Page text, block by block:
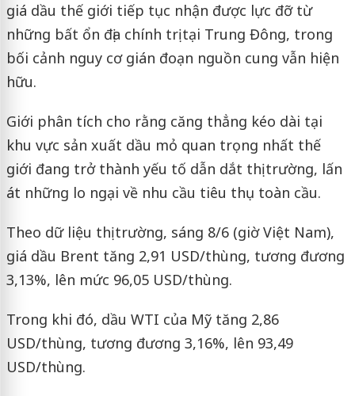
giá dầu thế giới tiếp tục nhận được lực đỡ từ
những bất ổn địa chính trị tại Trung Đông, trong
bối cảnh nguy cơ gián đoạn nguồn cung vẫn hiện
hữu.
Giới phân tích cho rằng căng thẳng kéo dài tại
khu vực sản xuất dầu mỏ quan trọng nhất thế
giới đang trở thành yếu tố dẫn dắt thị trường, lấn
át những lo ngại về nhu cầu tiêu thụ toàn cầu.
Theo dữ liệu thị trường, sáng 8/6 (giờ Việt Nam),
giá dầu Brent tăng 2,91 USD/thùng, tương đương
3,13%, lên mức 96,05 USD/thùng.
Trong khi đó, dầu WTI của Mỹ tăng 2,86
USD/thùng, tương đương 3,16%, lên 93,49
USD/thùng.